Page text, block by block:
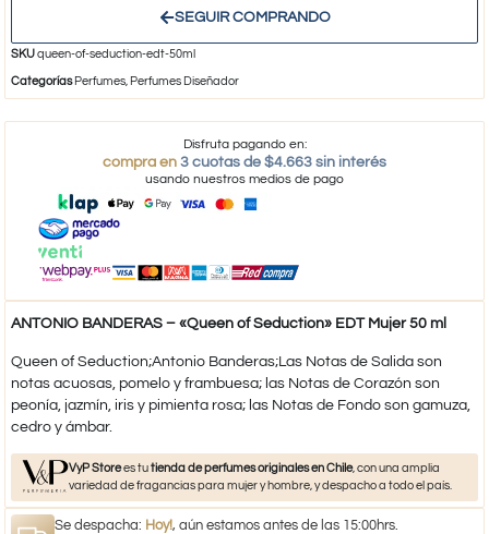
SEGUIR COMPRANDO
SKUqueen-of-seduction-edt-50ml
Categorías Perfumes, Perfumes Diseñador
Disfruta pagando en:
compra en 3 cuotas de $4.663 sin interés
usando nuestros medios de pago
ANTONIO BANDERAS – «Queen of Seduction» EDT Mujer 50 ml
Queen of Seduction;Antonio Banderas;Las Notas de Salida son
notas acuosas, pomelo y frambuesa; las Notas de Corazón son
peonía, jazmín, iris y pimienta rosa; las Notas de Fondo son gamuza,
cedro y ámbar.
VyP Storees tutienda de perfumes originales en Chile, con una amplia
variedad de fragancias para mujer y hombre, y despacho a todo el país.
Se despacha: Hoy!, aún estamos antes de las 15:00hrs.